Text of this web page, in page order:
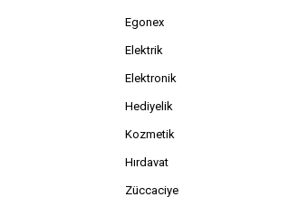
Egonex
Elektrik
Elektronik
Hediyelik
Kozmetik
Hırdavat
Züccaciye